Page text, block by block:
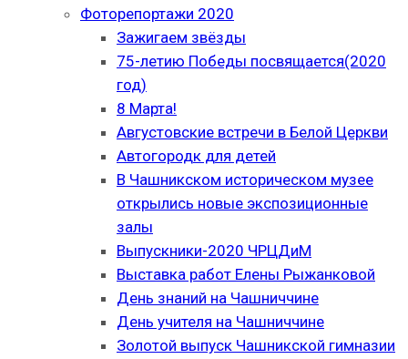
Фоторепортажи 2020
Зажигаем звёзды
75-летию Победы посвящается(2020
год)
8 Марта!
Августовские встречи в Белой Церкви
Автогородк для детей
В Чашникском историческом музее
открылись новые экспозиционные
залы
Выпускники-2020 ЧРЦДиМ
Выставка работ Елены Рыжанковой
День знаний на Чашниччине
День учителя на Чашниччине
Золотой выпуск Чашникской гимназии